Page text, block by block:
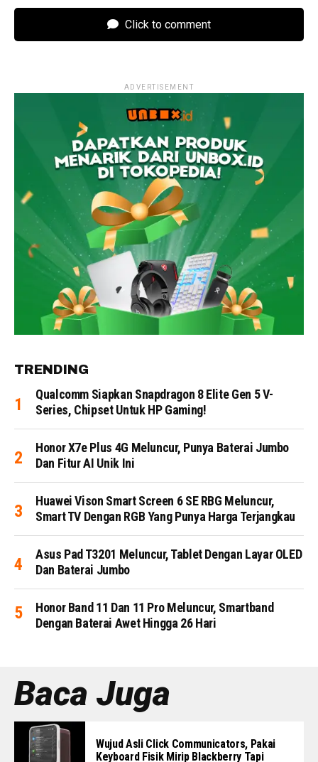
Click to comment
ADVERTISEMENT
TRENDING
Qualcomm Siapkan Snapdragon 8 Elite Gen 5 V-
Series, Chipset Untuk HP Gaming!
Honor X7e Plus 4G Meluncur, Punya Baterai Jumbo
Dan Fitur AI Unik Ini
Huawei Vison Smart Screen 6 SE RBG Meluncur,
Smart TV Dengan RGB Yang Punya Harga Terjangkau
Asus Pad T3201 Meluncur, Tablet Dengan Layar OLED
Dan Baterai Jumbo
Honor Band 11 Dan 11 Pro Meluncur, Smartband
Dengan Baterai Awet Hingga 26 Hari
Baca Juga
Wujud Asli Click Communicators, Pakai
Keyboard Fisik Mirip Blackberry Tapi